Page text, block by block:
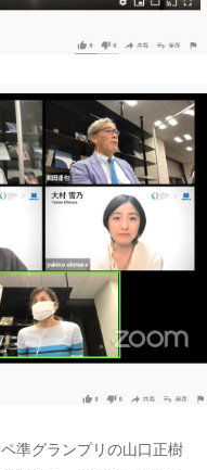
準グランプリの山口正樹